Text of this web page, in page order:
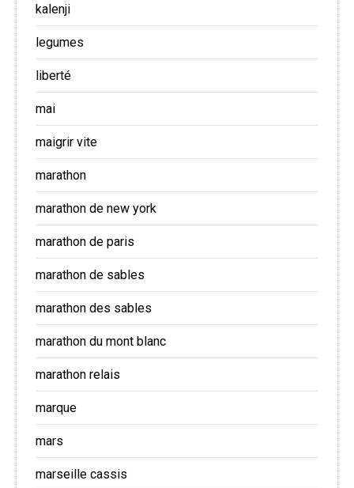
kalenji
legumes
liberté
mai
maigrir vite
marathon
marathon de new york
marathon de paris
marathon de sables
marathon des sables
marathon du mont blanc
marathon relais
marque
mars
marseille cassis